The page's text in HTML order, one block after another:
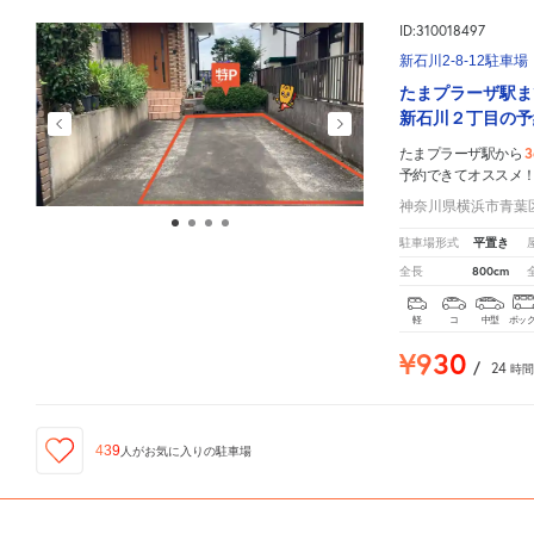
ID:310018497
新石川2-8-12駐車場
たまプラーザ駅
新石川２丁目の
たまプラーザ駅から
予約できてオススメ
神奈川県横浜市青葉
駐車場形式 平置き
全長 800cm
軽 コ 中型 ボッ
¥930 / 24 時間
439 人がお気に入りの駐車場